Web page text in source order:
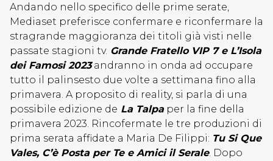
Andando nello specifico delle prime serate,
Mediaset preferisce confermare e riconfermare la
stragrande maggioranza dei titoli già visti nelle
passate stagioni tv. Grande Fratello VIP 7 e L’Isola
dei Famosi 2023andranno in onda ad occupare
tutto il palinsesto due volte a settimana fino alla
primavera. A proposito di reality, si parla di una
possibile edizione de La Talpaper la fine della
primavera 2023. Rincofermate le tre produzioni di
prima serata affidate a Maria De Filippi: Tu Si Que
Vales, C’è Posta per Te e Amici il Serale. Dopo